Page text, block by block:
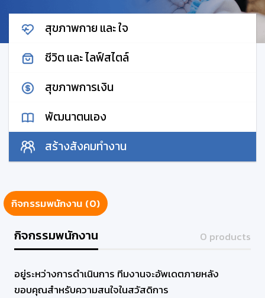
สุขภาพกาย และ ใจ
ชีวิต และ ไลฟ์สไตล์
สุขภาพการเงิน
พัฒนาตนเอง
สร้างสังคมทำงาน
กิจกรรมพนักงาน (0)
กิจกรรมพนักงาน 0 products
อยู่ระหว่างการดำเนินการ ทีมงานจะอัพเดตภายหลัง
ขอบคุณสำหรับความสนใจในสวัสดิการ